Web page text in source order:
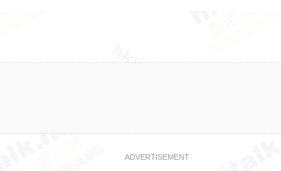
ADVERTISEMENT